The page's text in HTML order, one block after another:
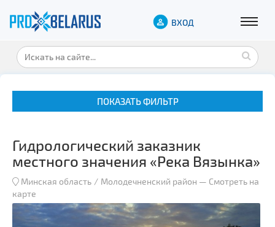
ВХОД
ПОКАЗАТЬ ФИЛЬТР
Музеи
Гидрологический заказник
местного значения «Река Вязынка»
Минская область Молодечненский район — Смотреть на
карте